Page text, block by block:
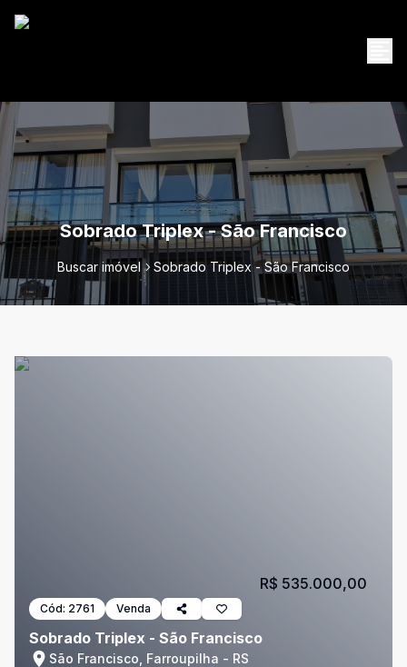
Sobrado Triplex - São Francisco
Buscar imóvel Sobrado Triplex - São Francisco
Cód: 2761 Venda
Sobrado Triplex - São Francisco
São Francisco, Farroupilha - RS
R$ 535.000,00